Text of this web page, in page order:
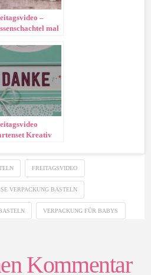
–
mal
Kreativ
FREITAGSVIDEO
VERPACKUNG BASTELN
VERPACKUNG FÜR BABYS
Kommentar